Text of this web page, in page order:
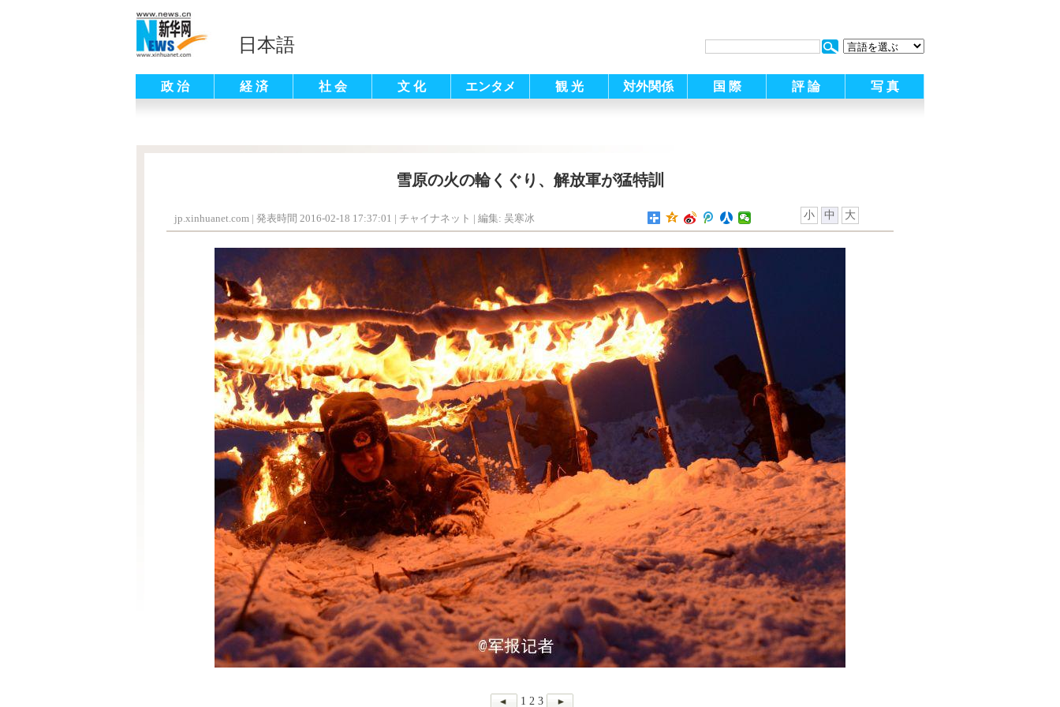
日本語
政 治 経 済 社 会 文 化 エンタメ 観 光 対外関係 国 際 評 論 写 真
雪原の火の輪くぐり、解放軍が猛特訓
jp.xinhuanet.com | 発表時間 2016-02-18 17:37:01 | チャイナネット | 編集: 吴寒冰 小 中 大
1 2 3